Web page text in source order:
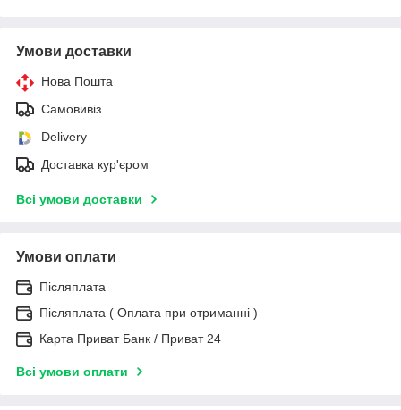
Умови доставки
Нова Пошта
Самовивіз
Delivery
Доставка кур'єром
Всі умови доставки
Умови оплати
Післяплата
Післяплата ( Оплата при отриманні )
Карта Приват Банк / Приват 24
Всі умови оплати